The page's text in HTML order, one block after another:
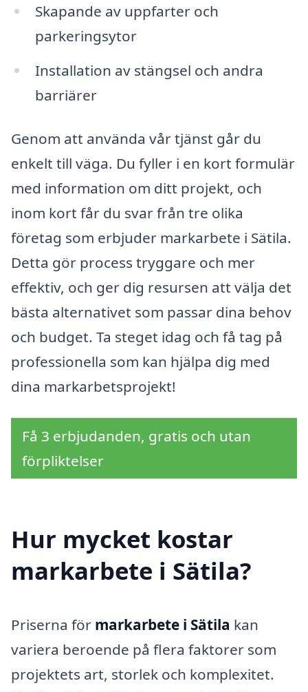
Skapande av uppfarter och
parkeringsytor
Installation av stängsel och andra
barriärer
Genom att använda vår tjänst går du
enkelt till väga. Du fyller i en kort formulär
med information om ditt projekt, och
inom kort får du svar från tre olika
företag som erbjuder markarbete i Sätila.
Detta gör process tryggare och mer
effektiv, och ger dig resursen att välja det
bästa alternativet som passar dina behov
och budget. Ta steget idag och få tag på
professionella som kan hjälpa dig med
dina markarbetsprojekt!
Få 3 erbjudanden, gratis och utan
förpliktelser
Hur mycket kostar
markarbete i Sätila?
Priserna för markarbete i Sätila kan
variera beroende på flera faktorer som
projektets art, storlek och komplexitet.